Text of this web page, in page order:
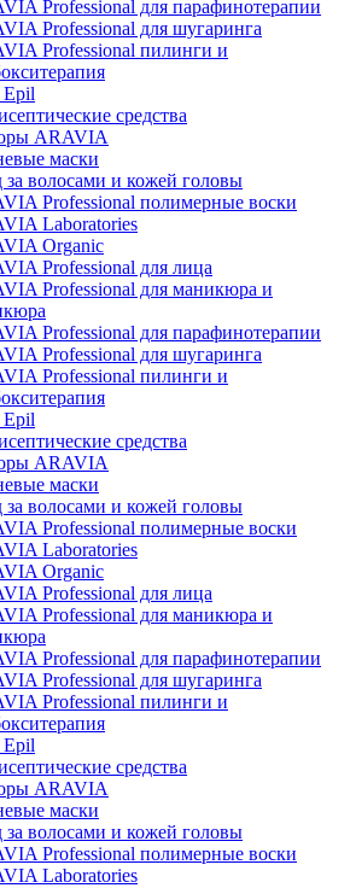
Professional для парафинотерапии
Professional для шугаринга
Professional пилинги и
Epil
средства
ARAVIA
маски
за волосами и кожей головы
Professional полимерные воски
Laboratories
Organic
Professional для лица
Professional для маникюра и
Professional для парафинотерапии
Professional для шугаринга
Professional пилинги и
Epil
средства
ARAVIA
маски
за волосами и кожей головы
Professional полимерные воски
Laboratories
Organic
Professional для лица
Professional для маникюра и
Professional для парафинотерапии
Professional для шугаринга
Professional пилинги и
Epil
средства
ARAVIA
маски
за волосами и кожей головы
Professional полимерные воски
Laboratories